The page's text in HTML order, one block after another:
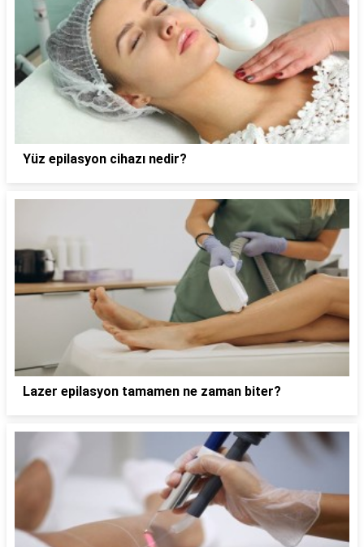
Yüz epilasyon cihazı nedir?
Lazer epilasyon tamamen ne zaman biter?